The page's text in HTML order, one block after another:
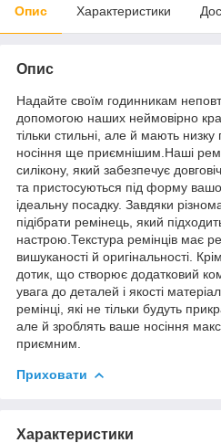
Опис Характеристики
Опис
Надайте своїм годинникам
допомогою наших неймовірно
тільки стильні, але й мають
носіння ще приємнішим.Наші
силікону, який забезпечує
та пристосуються під форму
ідеальну посадку. Завдяки
підібрати ремінець, який
настрою.Текстура ремінців має
вишуканості й оригінальності.
дотик, що створює додатковий
увага до деталей і якості
ремінці, які не тільки будуть
але й зроблять ваше носіння
приємним.
Приховати
Характеристики